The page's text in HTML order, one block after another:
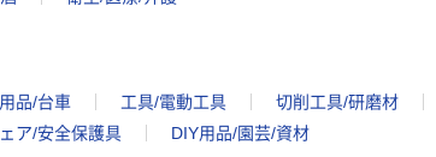
品/台車 工具/電動工具 切削工具/研磨材
ア/安全保護具 DIY用品/園芸/資材